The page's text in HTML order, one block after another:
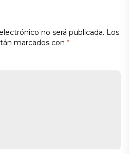
no será publicada. Los
marcados con *